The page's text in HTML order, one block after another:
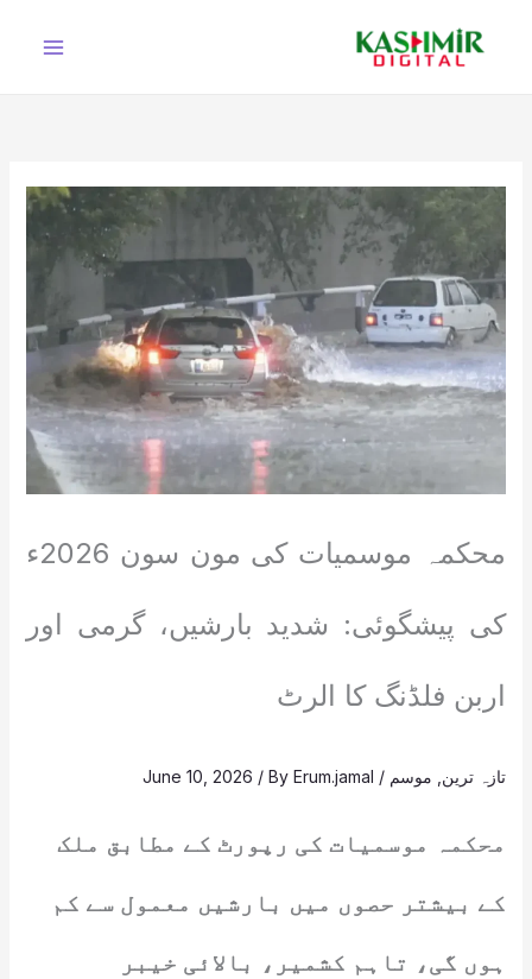
محکمہ موسمیات کی مون سون 2026ء
کی پیشگوئی: شدید بارشیں، گرمی اور
اربن فلڈنگ کا الرٹ
تازہ ترین موسم /
June 10, 2026 / ByErum.jamal
محکمہ موسمیات کی رپورٹ کے مطابق ملک
کے بیشتر حصوں میں بارشیں معمول سے کم
ہوں گی، تاہم کشمیر، بالائی خیبر